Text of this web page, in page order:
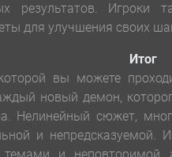
результатов. Игроки
для улучшения своих
Итог
вы можете
новый демон,
Нелинейный сюжет,
и